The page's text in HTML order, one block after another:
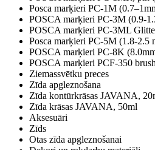
Posca marķieri PC-1M
POSCA marķieri PC-3M (0.9-
POSCA marķieri PC-3ML
Posca marķieri PC-5M (1.8-2.5
POSCA marķieri PC-8K
POSCA marķieri PCF-350
Ziemassvētku preces
Zīda apgleznošana
Zīda kontūrkrāsas JAVANA,
Zīda krāsas JAVANA, 50ml
Aksesuāri
Zīds
Otas zīda apgleznošanai